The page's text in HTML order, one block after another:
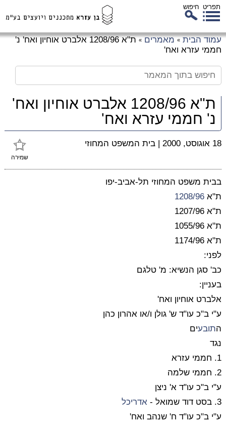
תפריט חיפוש
עמוד הבית » מאמרים »
ת"א 1208/96 אלברט אוחיון ואח' נ'
חממי עזרא ואח'
ת"א 1208/96 אלברט אוחיון ואח'
נ' חממי עזרא ואח'
שמירה
18 אוגוסט, 2000 | בית המשפט המחוזי
בבית משפט המחוזי תל-אביב-יפו
ת"א 1208/96
ת"א 1207/96
ת"א 1055/96
ת"א 1174/96
לפני:
כב' סגן הנשיא: מ' טלגם
בעניין:
אלברט אוחיון ואח'
ע"י ב"כ עו"ד ש' גולן ו/או אהרון כהן
התובעים
נגד
1. חממי עזרא
2. חממי שלמה
ע"י ב"כ עו"ד א' ניצן
3. בסט דוד שמואל -
אדריכל
ע"י ב"כ עו"ד ח' שנהב ואח'